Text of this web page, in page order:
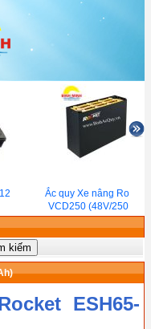
Ắc quy Xe nâng Rocket
VCD250 (48V/250Ah)
ESH65-